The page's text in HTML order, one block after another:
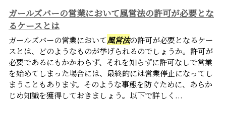
ガールズバーの営業において風営法の許可が必要とな
るケースとは
ガールズバーの営業において風営法の許可が必要となるケー
スとは、どのようなものが挙げられるのでしょうか。許可が
必要であるにもかかわらず、それを知らずに許可なしで営業
を始めてしまった場合には、最終的には営業停止になってし
まうこともあります。そのような事態を防ぐために、あらか
じめ知識を獲得しておきましょう。以下で詳しく...